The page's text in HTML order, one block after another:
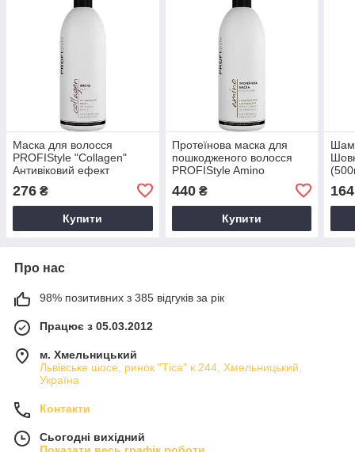
Маска для волосся
PROFIStyle "Collagen"
Антивіковий ефект
276 ₴
Купити
Протеїнова маска для
пошкодженого волосся
PROFIStyle Amino
440₴
Купити
164
Про нас
98% позитивних з 385 відгуків за рік
Працює з 05.03.2012
м. Хмельницький
Львівське шосе, ринок "Тіса" к.244, Хмельницький,
Україна
Контакти
Сьогодні вихідний